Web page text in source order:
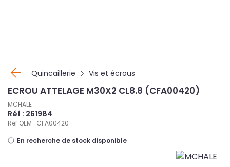
Quincaillerie Vis et écrous
ECROU ATTELAGE M30X2 CL8.8 (CFA00420)
MCHALE
Réf : 261984
Réf OEM : CFA00420
En recherche de stock disponible